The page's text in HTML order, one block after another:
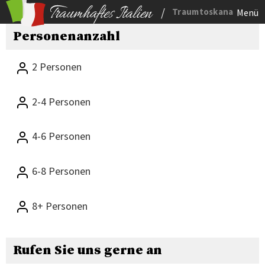
/ Traumtoskana Menü
Personenanzahl
2 Personen
2-4 Personen
4-6 Personen
6-8 Personen
8+ Personen
Rufen Sie uns gerne an